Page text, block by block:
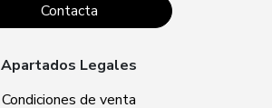
Contacta
Apartados Legales
Condiciones de venta